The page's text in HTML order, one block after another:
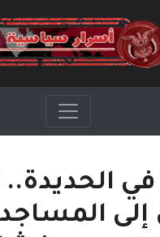
الحديدة..
إلى